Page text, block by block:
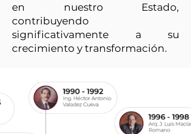
en nuestro Estado,
contribuyendo
significativamente a su
crecimiento y transformación.